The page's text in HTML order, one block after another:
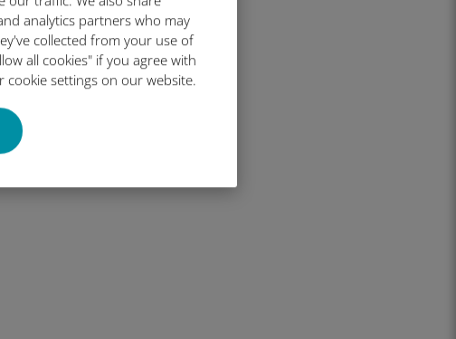
analytics partners who may
collected from your use of
all cookies" if you agree with
cookie settings on our website.